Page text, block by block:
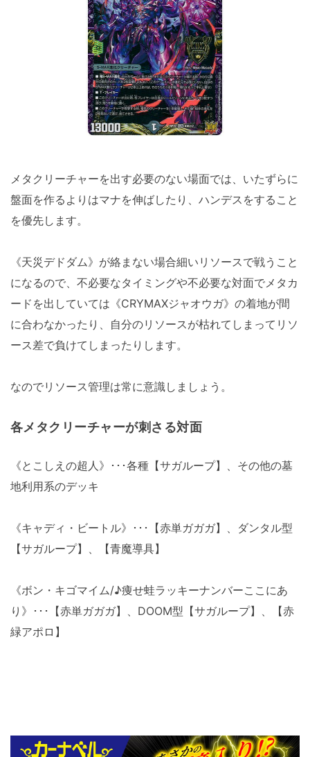
メタクリーチャーを出す必要のない場面では、いたずらに
盤面を作るよりはマナを伸ばしたり、ハンデスをすること
を優先します。
《天災デドダム》が絡まない場合細いリソースで戦うこと
になるので、不必要なタイミングや不必要な対面でメタカ
ードを出していては《CRYMAXジャオウガ》の着地が間
に合わなかったり、自分のリソースが枯れてしまってリソ
ース差で負けてしまったりします。
なのでリソース管理は常に意識しましょう。
各メタクリーチャーが刺さる対面
《とこしえの超人》･･･各種【サガループ】、その他の墓
地利用系のデッキ
《キャディ・ビートル》･･･【赤単ガガガ】、ダンタル型
【サガループ】、【青魔導具】
《ボン・キゴマイム/♪痩せ蛙ラッキーナンバーここにあ
り》･･･【赤単ガガガ】、DOOM型【サガループ】、【赤
緑アポロ】